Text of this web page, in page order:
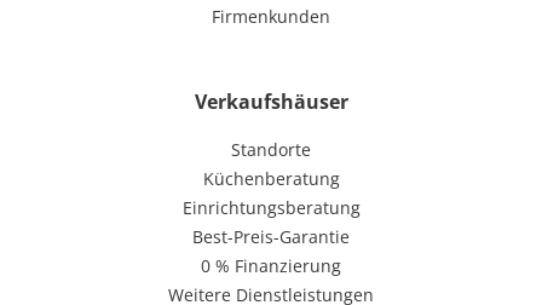
Firmenkunden
Verkaufshäuser
Standorte
Küchenberatung
Einrichtungsberatung
Best-Preis-Garantie
0 % Finanzierung
Weitere Dienstleistungen